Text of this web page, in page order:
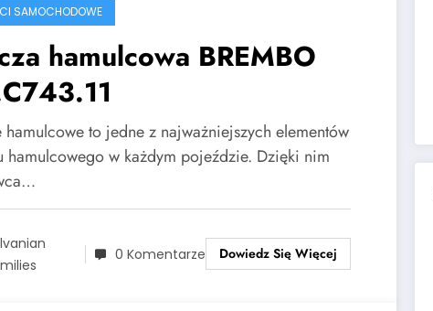
SAMOCHODOWE
hamulcowa BREMBO
hamulcowe to jedne z najważniejszych elementów
hamulcowego w każdym pojeździe. Dzięki nim
0 Komentarze Dowiedz Się Więcej